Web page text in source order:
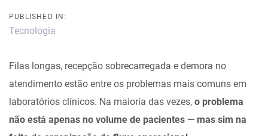
PUBLISHED IN:
Tecnologia
Filas longas, recepção sobrecarregada e demora no
atendimento estão entre os problemas mais comuns em
laboratórios clínicos. Na maioria das vezes, o problema
não está apenas no volume de pacientes — mas sim na